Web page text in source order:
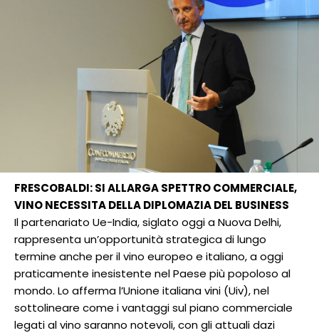
FRESCOBALDI: SI ALLARGA SPETTRO COMMERCIALE,
VINO NECESSITA DELLA DIPLOMAZIA DEL BUSINESS
Il partenariato Ue-India, siglato oggi a Nuova Delhi,
rappresenta un’opportunità strategica di lungo
termine anche per il vino europeo e italiano, a oggi
praticamente inesistente nel Paese più popoloso al
mondo. Lo afferma l’Unione italiana vini (Uiv), nel
sottolineare come i vantaggi sul piano commerciale
legati al vino saranno notevoli, con gli attuali dazi